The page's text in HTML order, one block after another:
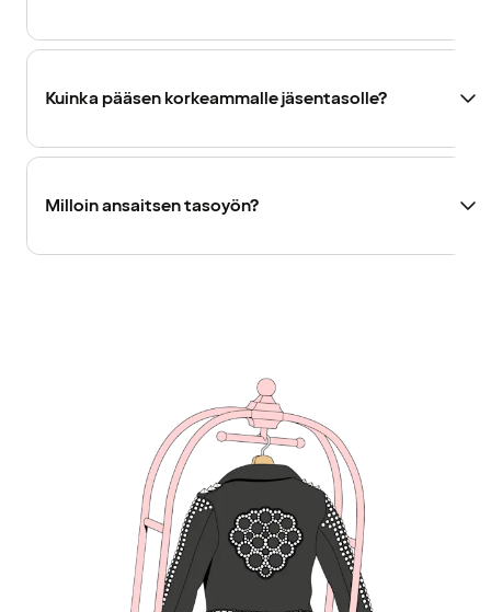
Kuinka pääsen korkeammalle jäsentasolle?
Milloin ansaitsen tasoyön?